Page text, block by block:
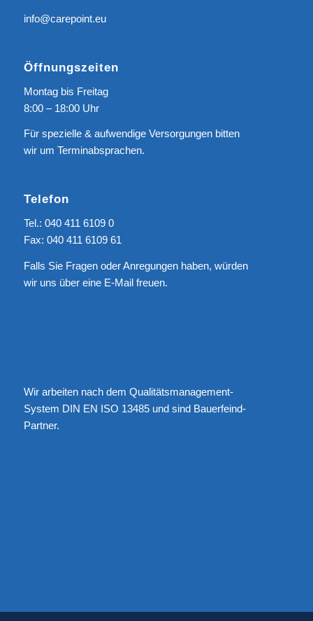
info@carepoint.eu
Öffnungszeiten
Montag bis Freitag
8:00 – 18:00 Uhr
Für spezielle & aufwendige Versorgungen bitten
wir um Terminabsprachen.
Telefon
Tel.: 040 411 6109 0
Fax: 040 411 6109 61
Falls Sie Fragen oder Anregungen haben, würden
wir uns über eine E-Mailfreuen.
Wir arbeiten nach dem Qualitätsmanagement-
System DIN EN ISO 13485 und sind Bauerfeind-
Partner.